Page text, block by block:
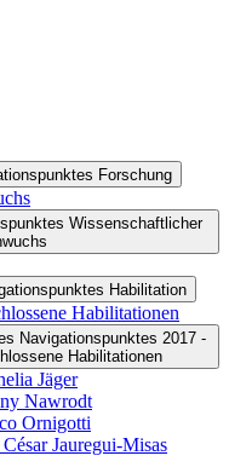
Forschung
Wissenschaftlicher
Habilitation
Habilitationen
Navigationspunktes 2017 -
Habilitationen
Jäger
Nawrodt
Ornigotti
Jauregui-Misas